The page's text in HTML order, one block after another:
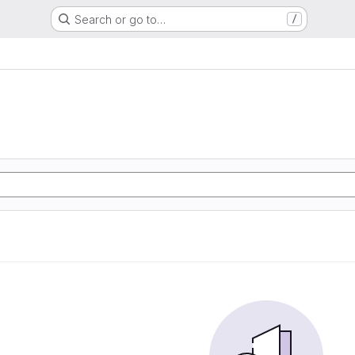
Search or go to… /